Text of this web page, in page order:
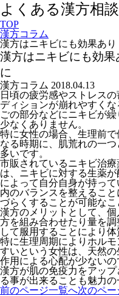
よくある漢方相談
TOP
漢方コラム
漢方はニキビにも効果あ
漢方はニキビにも効
に
漢方コラム 2018.04.13
日頃の疲労感やストレス
ディションが崩れやすく
ごの部分などにニキビが
少なくありません。
特に女性の場合、生理前
なる時期に、肌荒れの一
多いです。
市販されているニキビ治
は、ニキビに対する生薬
によって自分自身が持っ
内のバランスを整えるこ
づらくすることが可能なこ
漢方のメリットとして、
方を組み合わせたり量を
して服用することにより
特に生理周期によりホル
すいという女性は、天然
作用による心配が少ないの
漢方が肌の免疫力をアッ
る事が出来ることも魅力の
前のページ一覧へ次のペー